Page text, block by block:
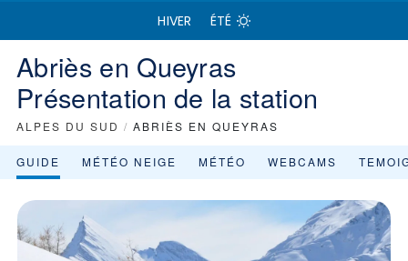
HIVER ÉTÉ
Abriès en Queyras
Présentation de la station
ALPES DU SUD / ABRIÈS EN QUEYRAS
GUIDE MÉTÉO NEIGE MÉTÉO WEBCAMS